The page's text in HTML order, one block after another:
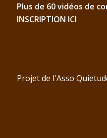
Plus de 60 vidéos de
INSCRIPTION ICI
Projet de l'Asso